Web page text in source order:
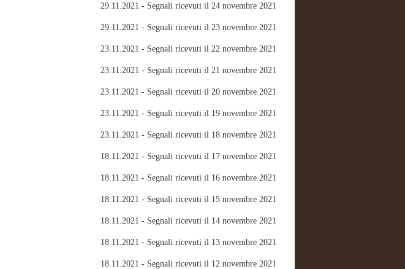
29.11.2021 - Segnali ricevuti il 24 novembre 2021
29.11.2021 - Segnali ricevuti il 23 novembre 2021
23.11.2021 - Segnali ricevuti il 22 novembre 2021
23.11.2021 - Segnali ricevuti il 21 novembre 2021
23.11.2021 - Segnali ricevuti il 20 novembre 2021
23.11.2021 - Segnali ricevuti il 19 novembre 2021
23.11.2021 - Segnali ricevuti il 18 novembre 2021
18.11.2021 - Segnali ricevuti il 17 novembre 2021
18.11.2021 - Segnali ricevuti il 16 novembre 2021
18.11.2021 - Segnali ricevuti il 15 novembre 2021
18.11.2021 - Segnali ricevuti il 14 novembre 2021
18.11.2021 - Segnali ricevuti il 13 novembre 2021
18.11.2021 - Segnali ricevuti il 12 novembre 2021